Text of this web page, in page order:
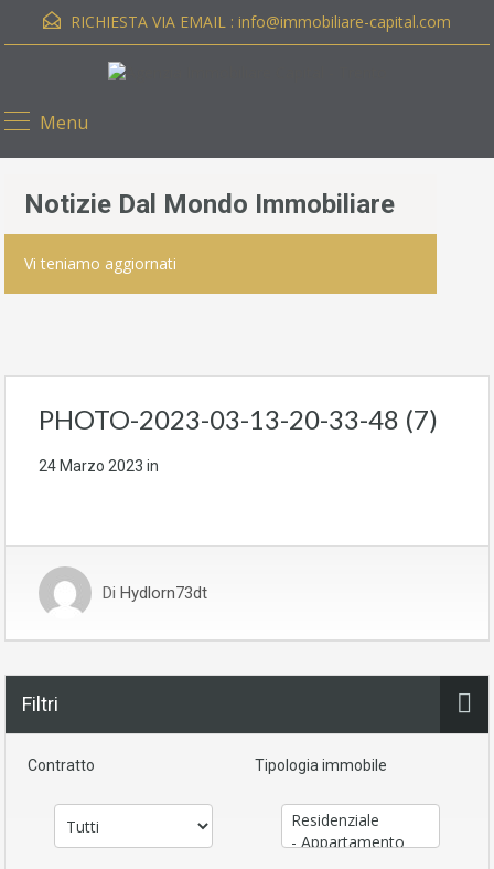
RICHIESTA VIA EMAIL : info@immobiliare-capital.com
Menu
Notizie Dal Mondo Immobiliare
Vi teniamo aggiornati
PHOTO-2023-03-13-20-33-48 (7)
24 Marzo 2023 in
Di Hydlorn73dt
Filtri
Contratto Tipologia immobile